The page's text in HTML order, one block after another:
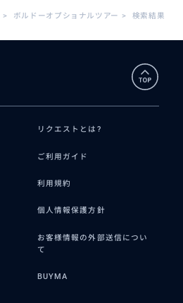
> ボルドーオプショナルツアー > 検索結果
リクエストとは?
ご利用ガイド
利用規約
個人情報保護方針
お客様情報の外部送信につい
て
BUYMA